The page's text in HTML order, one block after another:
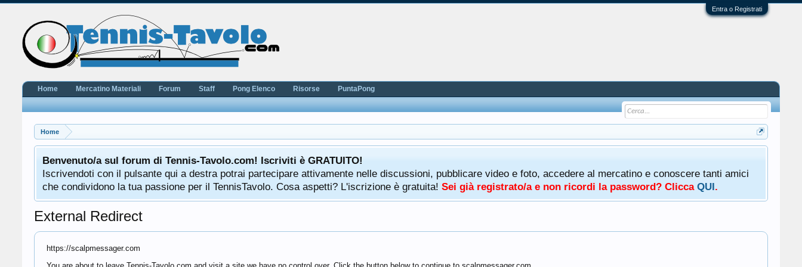
Entra o Registrati
Home
Benvenuto/a sul forum di Tennis-Tavolo.com! Iscriviti è GRATUITO!
Iscrivendoti con il pulsante qui a destra potrai partecipare attivamente nelle discussioni, pubblicare video e foto, accedere al mercatino e conoscere tanti amici
che condividono la tua passione per il TennisTavolo. Cosa aspetti? L'iscrizione è gratuita! Sei già registrato/a e non ricordi la password? Clicca QUI.
External Redirect
https://scalpmessager.com
Home Mercatino Materiali Forum Staff Pong Elenco Risorse PuntaPong